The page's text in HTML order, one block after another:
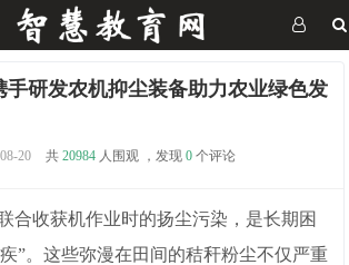
手研发农机抑尘装备助力农业绿色发
20 共 20984 人围观 ，发现 0 个评论
合收获机作业时的扬尘污染，是长期困
”。这些弥漫在田间的秸秆粉尘不仅严重